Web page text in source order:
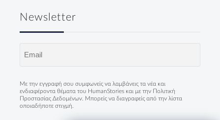
Newsletter
Με την εγγραφή σου συμφωνείς να λαμβάνεις τα νέα και
ενδιαφέροντα θέματα του HumanStories και με την
Πολιτική
Προστασίας Δεδομένων . Μπορείς να διαγραφείς από την λίστα
οποιαδήποτε στιγμή.